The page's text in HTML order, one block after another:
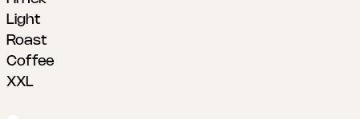
Light
Roast
Coffee
XXL